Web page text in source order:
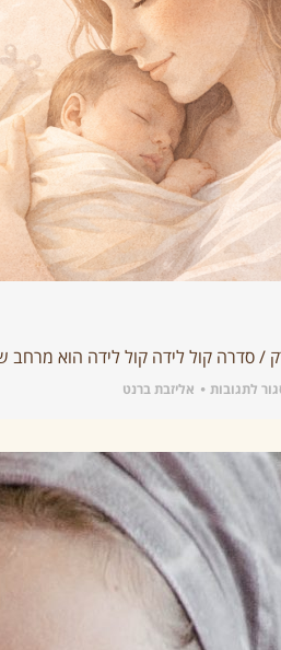
/ סדרה קול לידה קול לידה הוא מרחב
לתגובות אליזבת ברנט